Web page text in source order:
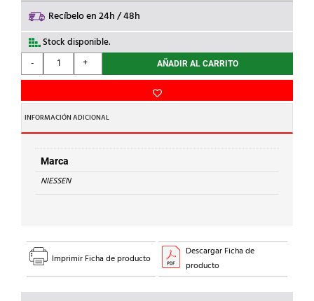
Recíbelo en 24h / 48h
Stock disponible.
-
NIESSEN
-
SUPERFICIE
IP40
3
MÓDULOS
NEGRO
cantidad
+ AÑADIR AL CARRITO
INFORMACIÓN ADICIONAL
Marca
NIESSEN
Imprimir Ficha de producto
Descargar Ficha de
producto